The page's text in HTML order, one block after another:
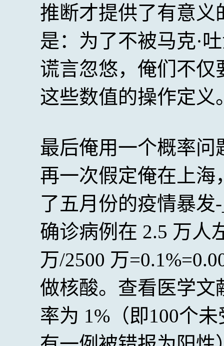
推断才提供了有意
是：为了不被马克·
谎言忽悠，俺们不
这些数值的操作定义
最后俺用一个概率
再一次假定俺在上
了五月份的疫情暴发
确诊病例在 2.5 万人
万/2500 万
做核酸。查看医学文
率为 1%（即100个